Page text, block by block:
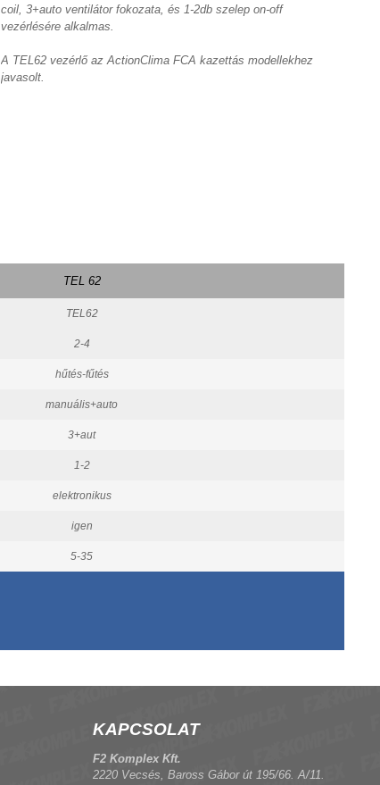
coil, 3+auto ventilátor fokozata, és 1-2db szelep on-off
vezérlésére alkalmas.
A TEL62 vezérlő az ActionClima FCA kazettás modellekhez
javasolt.
TEL 62
TEL62
2-4
hűtés-fűtés
manuális+auto
3+aut
1-2
elektronikus
igen
5-35
KAPCSOLAT
F2 Komplex Kft.
2220 Vecsés, Baross Gábor út 195/66. A/11.